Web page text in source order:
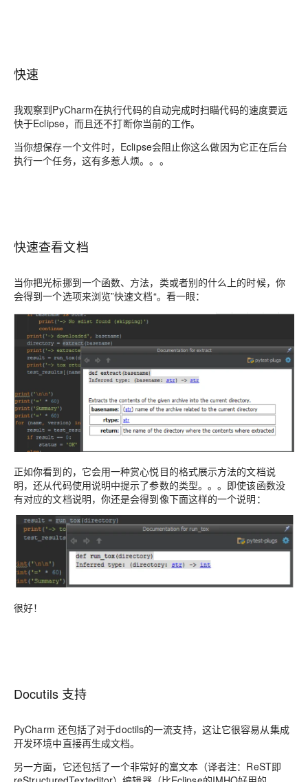
快速
我观察到PyCharm在执行代码的自动完成时扫瞄代码的速度要远
快于Eclipse，而且还不打断你当前的工作。
当你想保存一个文件时，Eclipse会阻止你这么做因为它正在后台
执行一个任务，这有多惹人烦。。。
快速查看文档
当你把光标挪到一个函数、方法，类或者别的什么上的时候，你
会得到一个选项来浏览”快速文档“。看一眼：
正如你看到的，它会用一种赏心悦目的格式展示方法的文档说
明，还从代码使用说明中提示了参数的类型。。。即使该函数没
有对应的文档说明，你还是会得到像下面这样的一个说明：
很好！
Docutils 支持
PyCharm 还包括了对于doctils的一流支持，这让它很容易从集成
开发环境中直接再生成文档。
另一方面，它还包括了一个非常好的富文本（译者注：ReST即